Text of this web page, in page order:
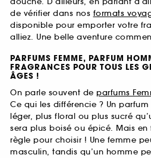
de vérifier dans nos formats
disponible pour emporter votre
alliez. Une belle aventure
PARFUMS FEMME, PARFUM
FRAGRANCES POUR TOUS LES
ÂGES !
On parle souvent de parfums
Ce qui les différencie ? Un
léger, plus floral ou plus sucré
sera plus boisé ou épicé. Mais en
règle pour choisir ! Une femme
masculin, tandis qu’un homme